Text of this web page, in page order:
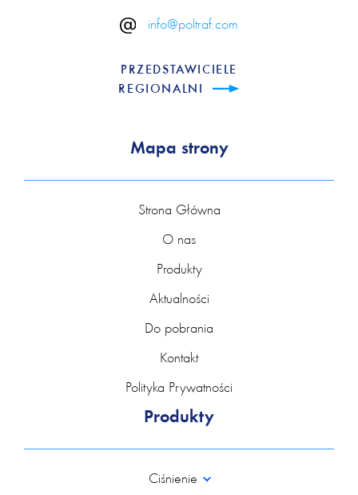
info@poltraf.com
PRZEDSTAWICIELE
REGIONALNI
Mapa strony
Strona Główna
O nas
Produkty
Aktualności
Do pobrania
Kontakt
Polityka Prywatności
Produkty
Ciśnienie